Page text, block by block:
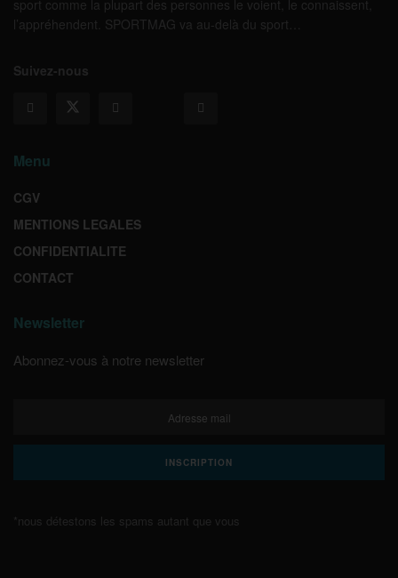
sport comme la plupart des personnes le voient, le connaissent,
l’appréhendent. SPORTMAG va au-delà du sport…
Suivez-nous
Menu
CGV
MENTIONS LEGALES
CONFIDENTIALITE
CONTACT
Newsletter
Abonnez-vous à notre newsletter
*nous détestons les spams autant que vous